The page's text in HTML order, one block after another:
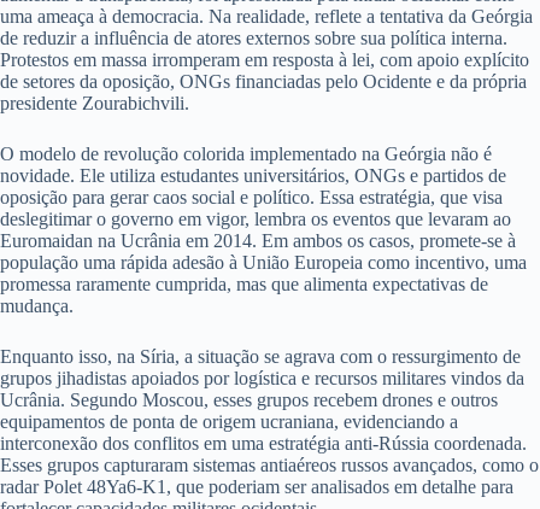
uma ameaça à democracia. Na realidade, reflete a tentativa da Geórgia
de reduzir a influência de atores externos sobre sua política interna.
Protestos em massa irromperam em resposta à lei, com apoio explícito
de setores da oposição, ONGs financiadas pelo Ocidente e da própria
presidente Zourabichvili.
O modelo de revolução colorida implementado na Geórgia não é
novidade. Ele utiliza estudantes universitários, ONGs e partidos de
oposição para gerar caos social e político. Essa estratégia, que visa
deslegitimar o governo em vigor, lembra os eventos que levaram ao
Euromaidan na Ucrânia em 2014. Em ambos os casos, promete-se à
população uma rápida adesão à União Europeia como incentivo, uma
promessa raramente cumprida, mas que alimenta expectativas de
mudança.
Enquanto isso, na Síria, a situação se agrava com o ressurgimento de
grupos jihadistas apoiados por logística e recursos militares vindos da
Ucrânia. Segundo Moscou, esses grupos recebem drones e outros
equipamentos de ponta de origem ucraniana, evidenciando a
interconexão dos conflitos em uma estratégia anti-Rússia coordenada.
Esses grupos capturaram sistemas antiaéreos russos avançados, como o
radar Polet 48Ya6-K1, que poderiam ser analisados em detalhe para